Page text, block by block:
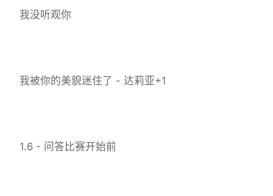
我没听观你
我被你的美貌迷住了 - 达莉亚+1
1.6 - 问答比赛开始前